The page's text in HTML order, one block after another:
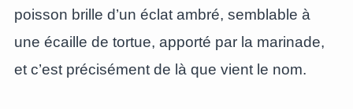
poisson brille d’un éclat ambré, semblable à
une écaille de tortue, apporté par la marinade,
et c’est précisément de là que vient le nom.